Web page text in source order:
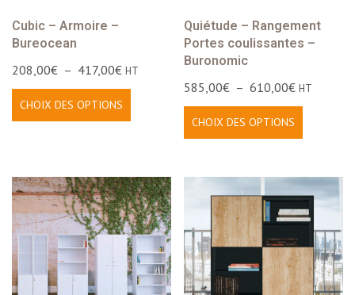
Cubic – Armoire –
Bureocean
208,00€ – 417,00€ HT
CHOIX DES OPTIONS
Quiétude – Rangement
Portes coulissantes –
Buronomic
585,00€ – 610,00€ HT
CHOIX DES OPTIONS